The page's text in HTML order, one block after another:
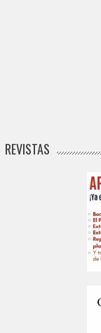
REVISTAS